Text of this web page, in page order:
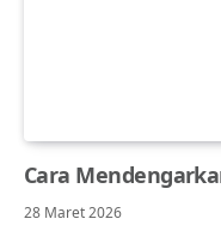
Cara
28 Maret 2026